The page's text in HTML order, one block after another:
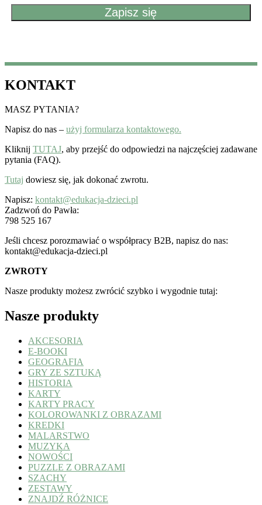
KONTAKT
MASZ PYTANIA?
Napisz do nas – użyj formularza kontaktowego.
Kliknij TUTAJ, aby przejść do odpowiedzi na najczęściej zadawane
pytania (FAQ).
Tutaj dowiesz się, jak dokonać zwrotu.
Napisz: kontakt@edukacja-dzieci.pl
Zadzwoń do Pawła:
798 525 167
Jeśli chcesz porozmawiać o współpracy B2B, napisz do nas:
kontakt@edukacja-dzieci.pl
ZWROTY
Nasze produkty możesz zwrócić szybko i wygodnie tutaj:
Nasze produkty
AKCESORIA
E-BOOKI
GEOGRAFIA
GRY ZE SZTUKĄ
HISTORIA
KARTY
KARTY PRACY
KOLOROWANKI Z OBRAZAMI
KREDKI
MALARSTWO
MUZYKA
NOWOŚCI
PUZZLE Z OBRAZAMI
SZACHY
ZESTAWY
ZNAJDŹ RÓŻNICE